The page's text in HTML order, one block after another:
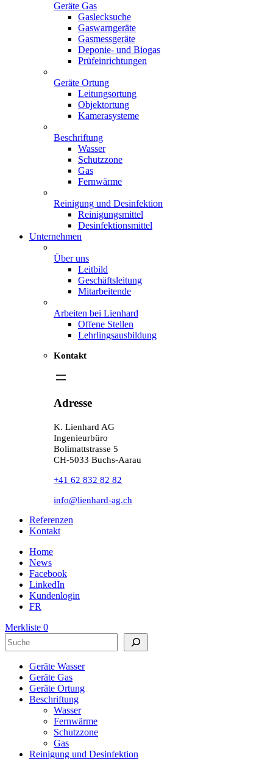
Geräte Gas
Gaslecksuche
Gaswarngeräte
Gasmessgeräte
Deponie- und Biogas
Prüfeinrichtungen
Geräte Ortung
Leitungsortung
Objektortung
Kamerasysteme
Beschriftung
Wasser
Schutzzone
Gas
Fernwärme
Reinigung und Desinfektion
Reinigungsmittel
Desinfektionsmittel
Unternehmen
Über uns
Leitbild
Geschäftsleitung
Mitarbeitende
Arbeiten bei Lienhard
Offene Stellen
Lehrlingsausbildung
Kontakt
Adresse
K. Lienhard AG
Ingenieurbüro
Bolimattstrasse 5
CH-5033 Buchs-Aarau
+41 62 832 82 82
info@lienhard-ag.ch
Referenzen
Kontakt
Home
News
Facebook
LinkedIn
Kundenlogin
FR
Merkliste 0
Suchen
Geräte Wasser
Geräte Gas
Geräte Ortung
Beschriftung
Wasser
Fernwärme
Schutzzone
Gas
Reinigung und Desinfektion